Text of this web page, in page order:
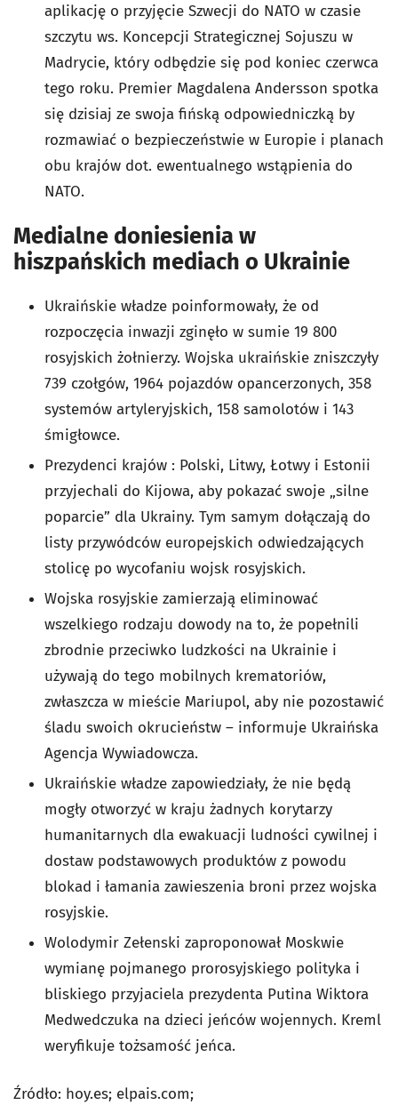
aplikację o przyjęcie Szwecji do NATO w czasie
szczytu ws. Koncepcji Strategicznej Sojuszu w
Madrycie, który odbędzie się pod koniec czerwca
tego roku. Premier Magdalena Andersson spotka
się dzisiaj ze swoja fińską odpowiedniczką by
rozmawiać o bezpieczeństwie w Europie i planach
obu krajów dot. ewentualnego wstąpienia do
NATO.
Medialne doniesienia w
hiszpańskich mediach o Ukrainie
Ukraińskie władze poinformowały, że od
rozpoczęcia inwazji zginęło w sumie 19 800
rosyjskich żołnierzy. Wojska ukraińskie zniszczyły
739 czołgów, 1964 pojazdów opancerzonych, 358
systemów artyleryjskich, 158 samolotów i 143
śmigłowce.
Prezydenci krajów : Polski, Litwy, Łotwy i Estonii
przyjechali do Kijowa, aby pokazać swoje „silne
poparcie” dla Ukrainy. Tym samym dołączają do
listy przywódców europejskich odwiedzających
stolicę po wycofaniu wojsk rosyjskich.
Wojska rosyjskie zamierzają eliminować
wszelkiego rodzaju dowody na to, że popełnili
zbrodnie przeciwko ludzkości na Ukrainie i
używają do tego mobilnych krematoriów,
zwłaszcza w mieście Mariupol, aby nie pozostawić
śladu swoich okrucieństw – informuje Ukraińska
Agencja Wywiadowcza.
Ukraińskie władze zapowiedziały, że nie będą
mogły otworzyć w kraju żadnych korytarzy
humanitarnych dla ewakuacji ludności cywilnej i
dostaw podstawowych produktów z powodu
blokad i łamania zawieszenia broni przez wojska
rosyjskie.
Wolodymir Zełenski zaproponował Moskwie
wymianę pojmanego prorosyjskiego polityka i
bliskiego przyjaciela prezydenta Putina Wiktora
Medwedczuka na dzieci jeńców wojennych. Kreml
weryfikuje tożsamość jeńca.
Źródło: hoy.es; elpais.com;